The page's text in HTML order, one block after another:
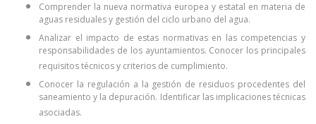
Comprender la nueva normativa europea y estatal en materia de
aguas residuales y gestión del ciclo urbano del agua.
Analizar el impacto de estas normativas en las competencias y
responsabilidades de los ayuntamientos. Conocer los principales
requisitos técnicos y criterios de cumplimiento.
Conocer la regulación a la gestión de residuos procedentes del
saneamiento y la depuración. Identificar las implicaciones técnicas
asociadas.